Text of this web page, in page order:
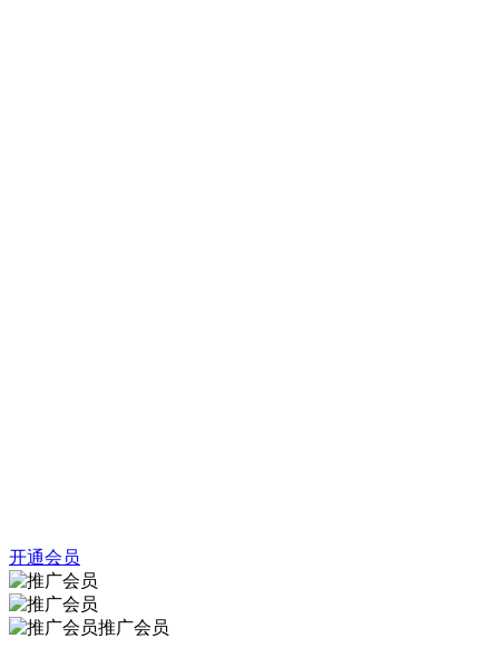
开通会员
推广会员